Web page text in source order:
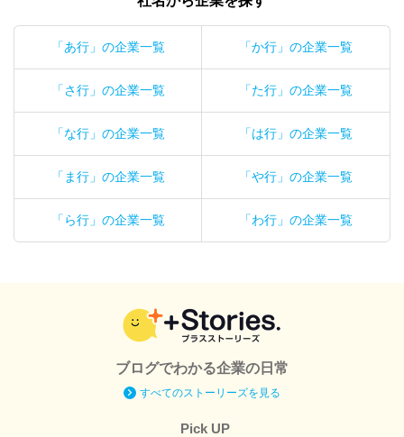
「あ行」の企業一覧 「か行」の企業一覧
「さ行」の企業一覧 「た行」の企業一覧
「な行」の企業一覧 「は行」の企業一覧
「ま行」の企業一覧 「や行」の企業一覧
「ら行」の企業一覧 「わ行」の企業一覧
ブログでわかる企業の日常
すべてのストーリーズを見る
Pick UP